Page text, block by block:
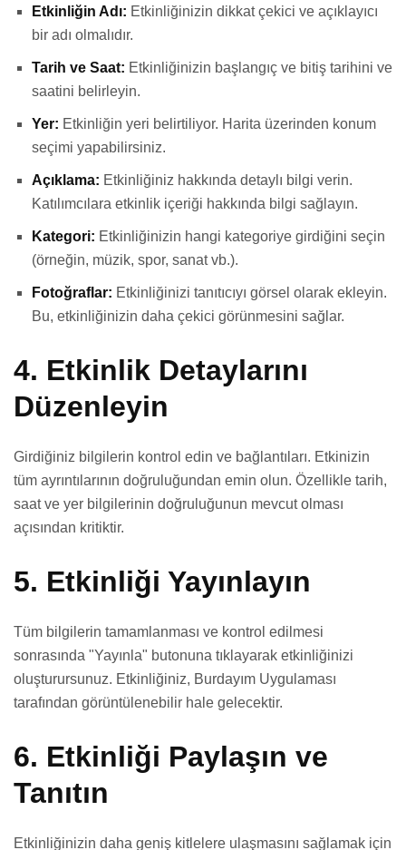
Etkinliğin Adı: Etkinliğinizin dikkat çekici ve açıklayıcı
bir adı olmalıdır.
Tarih ve Saat: Etkinliğinizin başlangıç ​​ve bitiş tarihini ve
saatini belirleyin.
Yer: Etkinliğin yeri belirtiliyor. Harita üzerinden konum
seçimi yapabilirsiniz.
Açıklama: Etkinliğiniz hakkında detaylı bilgi verin.
Katılımcılara etkinlik içeriği hakkında bilgi sağlayın.
Kategori: Etkinliğinizin hangi kategoriye girdiğini seçin
(örneğin, müzik, spor, sanat vb.).
Fotoğraflar: Etkinliğinizi tanıtıcıyı görsel olarak ekleyin.
Bu, etkinliğinizin daha çekici görünmesini sağlar.
4. Etkinlik Detaylarını
Düzenleyin
Girdiğiniz bilgilerin kontrol edin ve bağlantıları. Etkinizin
tüm ayrıntılarının doğruluğundan emin olun. Özellikle tarih,
saat ve yer bilgilerinin doğruluğunun mevcut olması
açısından kritiktir.
5. Etkinliği Yayınlayın
Tüm bilgilerin tamamlanması ve kontrol edilmesi
sonrasında "Yayınla" butonuna tıklayarak etkinliğinizi
oluşturursunuz. Etkinliğiniz, Burdayım Uygulaması
tarafından görüntülenebilir hale gelecektir.
6. Etkinliği Paylaşın ve
Tanıtın
Etkinliğinizin daha geniş kitlelere ulaşmasını sağlamak için